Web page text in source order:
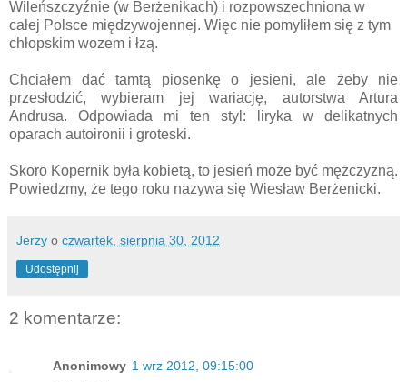
Wileńszczyźnie (w Berżenikach) i rozpowszechniona w
całej Polsce międzywojennej. Więc nie pomyliłem się z tym
chłopskim wozem i łzą.
Chciałem dać tamtą piosenkę o jesieni, ale żeby nie
przesłodzić, wybieram jej wariację, autorstwa Artura
Andrusa. Odpowiada mi ten styl: liryka w delikatnych
oparach autoironii i groteski.
Skoro Kopernik była kobietą, to jesień może być mężczyzną.
Powiedzmy, że tego roku nazywa się Wiesław Berżenicki.
Jerzy o czwartek, sierpnia 30, 2012
Udostępnij
2 komentarze:
Anonimowy 1 wrz 2012, 09:15:00